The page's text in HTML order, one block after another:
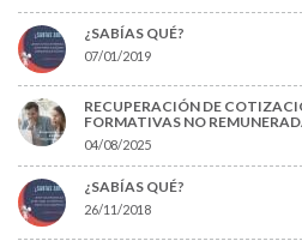
¿SABÍAS QUÉ?
07/01/2019
RECUPERACIÓN DE
FORMATIVAS NO
04/08/2025
¿SABÍAS QUÉ?
26/11/2018